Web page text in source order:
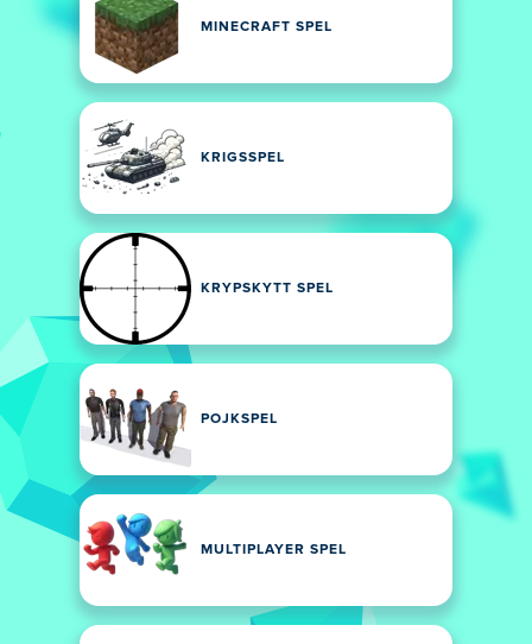
MINECRAFT SPEL
KRIGSSPEL
KRYPSKYTT SPEL
POJKSPEL
MULTIPLAYER SPEL